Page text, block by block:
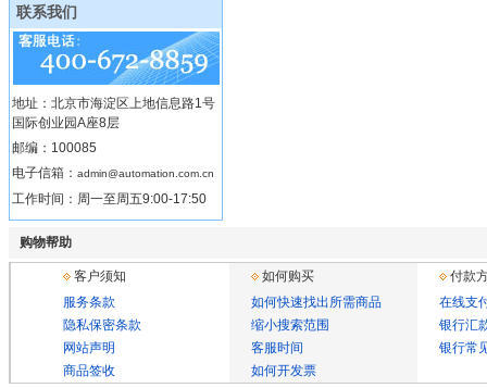
联系我们
地址：北京市海淀区上地信息路1号
国际创业园A座8层
邮编：100085
电子信箱： admin@automation.com.cn
工作时间：周一至周五9:00-17:50
购物帮助
客户须知 如何购买
付款
服务条款
隐私保密条款
网站声明
商品签收
如何快速找出所需商品
缩小搜索范围
客服时间
如何开发票
在线支
银行汇
银行常